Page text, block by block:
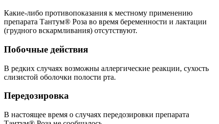
Какие-либо противопоказания к местному применению
препарата Тантум® Роза во время беременности и лактации
(грудного вскармливания) отсутствуют.
Побочные действия
В редких случаях возможны аллергические реакции, сухость
слизистой оболочки полости рта.
Передозировка
В настоящее время о случаях передозировки препарата